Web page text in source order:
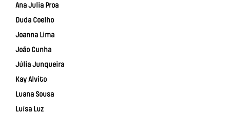
Ana Julia Proa
Duda Coelho
Joanna Lima
João Cunha
Júlia Junqueira
Kay Alvito
Luana Sousa
Luísa Luz